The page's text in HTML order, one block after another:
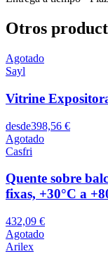
Otros
Agotado
Sayl
Vitrine
desde398,56 €
Agotado
Casfri
Quente sobre
fixas, +30°C a
432,09 €
Agotado
Arilex